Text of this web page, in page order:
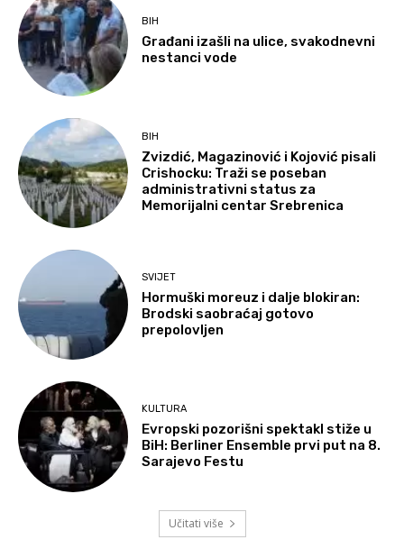
BIH
Građani izašli na ulice, svakodnevni
nestanci vode
BIH
Zvizdić, Magazinović i Kojović pisali
Crishocku: Traži se poseban
administrativni status za
Memorijalni centar Srebrenica
SVIJET
Hormuški moreuz i dalje blokiran:
Brodski saobraćaj gotovo
prepolovljen
KULTURA
Evropski pozorišni spektakl stiže u
BiH: Berliner Ensemble prvi put na 8.
Sarajevo Festu
Učitati više